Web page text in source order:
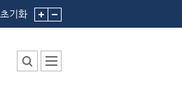
초기화